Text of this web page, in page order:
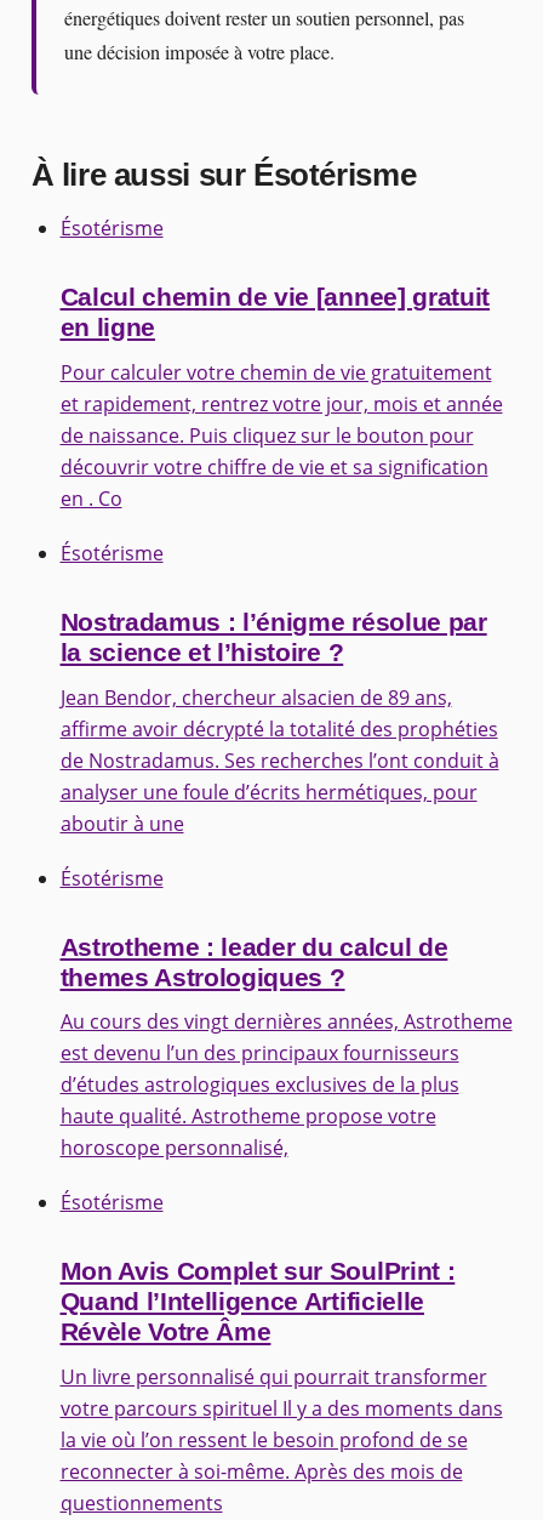
énergétiques doivent rester un soutien personnel, pas
une décision imposée à votre place.
À lire aussi sur Ésotérisme
Ésotérisme
Calcul chemin de vie [annee] gratuit
en ligne
Pour calculer votre chemin de vie gratuitement
et rapidement, rentrez votre jour, mois et année
de naissance. Puis cliquez sur le bouton pour
découvrir votre chiffre de vie et sa signification
en . Co
Ésotérisme
Nostradamus : l’énigme résolue par
la science et l’histoire ?
Jean Bendor, chercheur alsacien de 89 ans,
affirme avoir décrypté la totalité des prophéties
de Nostradamus. Ses recherches l’ont conduit à
analyser une foule d’écrits hermétiques, pour
aboutir à une
Ésotérisme
Astrotheme : leader du calcul de
themes Astrologiques ?
Au cours des vingt dernières années, Astrotheme
est devenu l’un des principaux fournisseurs
d’études astrologiques exclusives de la plus
haute qualité. Astrotheme propose votre
horoscope personnalisé,
Ésotérisme
Mon Avis Complet sur SoulPrint :
Quand l’Intelligence Artificielle
Révèle Votre Âme
Un livre personnalisé qui pourrait transformer
votre parcours spirituel Il y a des moments dans
la vie où l’on ressent le besoin profond de se
reconnecter à soi-même. Après des mois de
questionnements